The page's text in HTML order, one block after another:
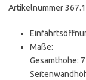
Artikelnummer
Maße:
Gesamthöhe: